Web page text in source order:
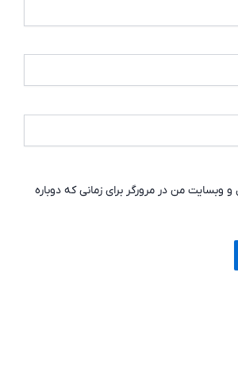
و وبسایت من در مرورگر برای زمانی که دوباره